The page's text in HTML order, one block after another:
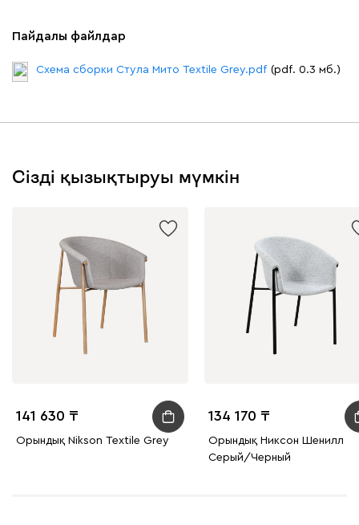
Пайдалы файлдар
Схема сборки Стула Мито Textile Grey.pdf (pdf. 0.3 мб.)
Сізді қызықтыруы мүмкін
141 630
Орындық Nikson Textile Grey
134 170
Орындық Никсон Шенилл
Серый/Черный